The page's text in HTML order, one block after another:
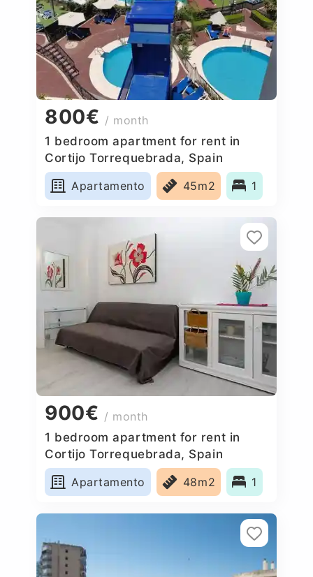
800€ / month
1 bedroom apartment for rent in
Cortijo Torrequebrada, Spain
Apartamento
45m2 1
900€ / month
1 bedroom apartment for rent in
Cortijo Torrequebrada, Spain
Apartamento
48m2 1